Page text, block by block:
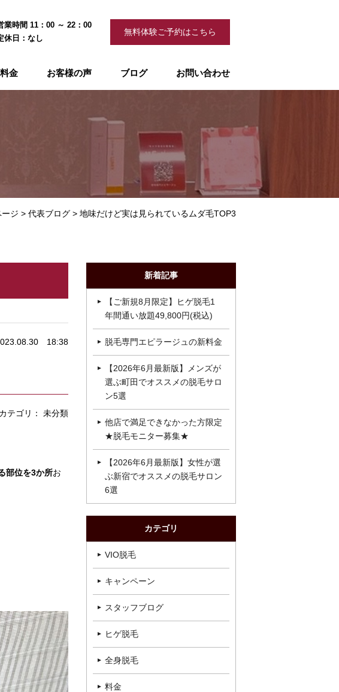
業時間 11：00 ～ 22：00
休日：なし
無料体験ご予約はこちら
金 お客様の声 ブログ お問い合わせ
ージ 代表ブログ 地味だけど実は見られているムダ毛TOP3
18:38
カテゴリ： 未分類
部位を3か所お
新着記事
【ご新規8月限定】ヒゲ脱毛1
年間通い放題49,800円(税込)
脱毛専門エピラージュの新料金
【2026年6月最新版】メンズが
選ぶ町田でオススメの脱毛サロ
ン5選
他店で満足できなかった方限定
★脱毛モニター募集★
【2026年6月最新版】女性が選
ぶ新宿でオススメの脱毛サロン
6選
カテゴリ
VIO脱毛
キャンペーン
スタッフブログ
ヒゲ脱毛
全身脱毛
料金